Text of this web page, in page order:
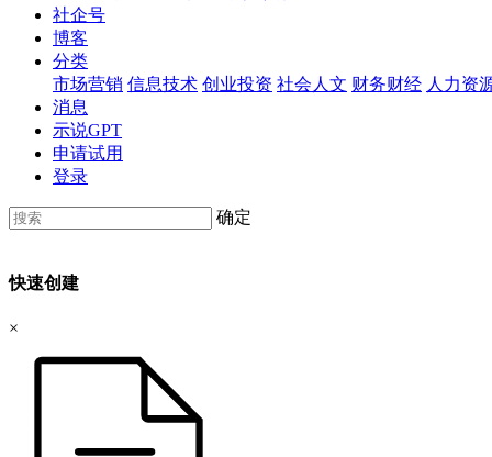
社企号
博客
分类
市场营销 信息技术 创业投资 社会人文 财务财经 人力资
消息
示说GPT
申请试用
登录
确定
快速创建
×